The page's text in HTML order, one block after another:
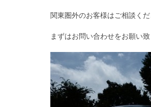
関東圏外のお客様はご相談く
まずはお問い合わせをお願い